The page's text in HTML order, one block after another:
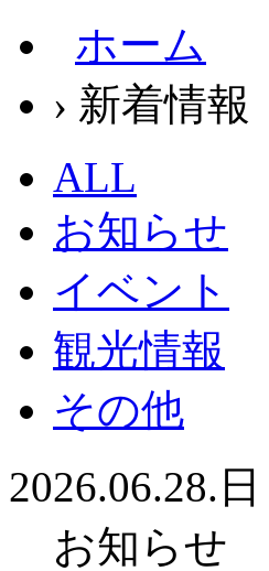
ホーム
› 新着情報
ALL
お知らせ
イベント
観光情報
その他
2026.06.28.日
お知らせ